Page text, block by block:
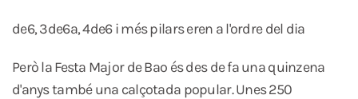
de6, 3de6a, 4de6 i més pilars eren a l'ordre del dia
Però la Festa Major de Bao és des de fa una quinzena
d'anys també una calçotada popular. Unes 250